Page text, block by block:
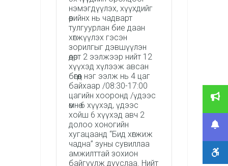
нэмэгдүүлэх, хүүхдийг
өөрийнх нь чадварт
тулгуурлан бие даан
хөгжүүлэх гэсэн
зорилгыг дэвшүүлэн
өдөрт 2 ээлжээр нийт 12
хүүхэд хүлээж авсан
бөгөөд нэг ээлж нь 4 цаг
байхаар /08:30-17:00
цагийн хооронд /үдээс
өмнө 6 хүүхэд, үдээс
хойш 6 хүүхэд авч 2
долоо хоногийн
хугацаанд “Бид хөгжиж
чадна” зуны сувиллаа
амжилттай зохион
байгуулж дууслаа. Нийт